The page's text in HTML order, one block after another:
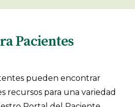
Pacientes
pueden encontrar
recursos para una variedad